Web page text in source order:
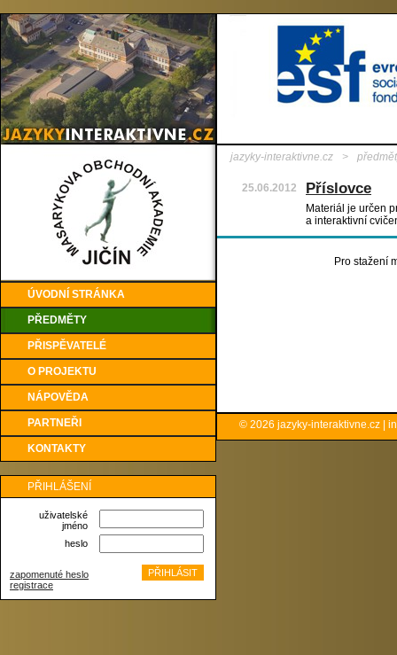
ÚVODNÍ STRÁNKA
PŘEDMĚTY
PŘISPĚVATELÉ
O PROJEKTU
NÁPOVĚDA
PARTNEŘI
KONTAKTY
PŘIHLÁŠENÍ
uživatelské
jméno
heslo
zapomenuté heslo
registrace
jazyky-interaktivne.cz >
25.06.2012 Příslovce
Materiál je určen
a interaktivní
Pro stažení
© 2026 jazyky-interaktivne.cz